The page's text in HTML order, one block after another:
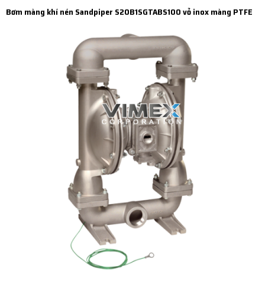
Bơm màng khí nén Sandpiper S20B1SGTABS100 vỏ inox màng PTFE